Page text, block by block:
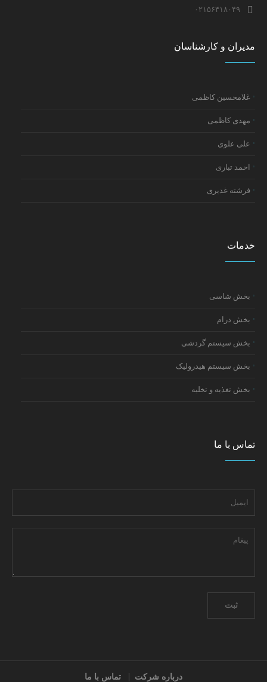
۰۲۱۵۶۴۱۸۰۴۹
مدیران و کارشناسان
غلامحسین کاظمی
مهدی کاظمی
علی علوی
احمد تباری
فرشته غدیری
خدمات
بخش شاسی
بخش درام
بخش سیستم گردشی
بخش سیستم هیدرولیک
بخش تغذیه و تخلیه
تماس با ما
درباره شرکت تماس با ما